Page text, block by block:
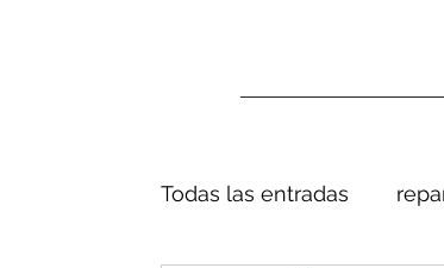
Todas las entradas